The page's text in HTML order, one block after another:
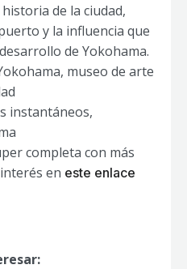
de la ciudad,
y la influencia que
de Yokohama.
museo de arte
instantáneos,
completa con más
en este enlace